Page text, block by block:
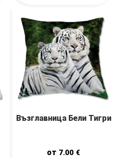
Възглавница Бели Тигри
от 7.00 €